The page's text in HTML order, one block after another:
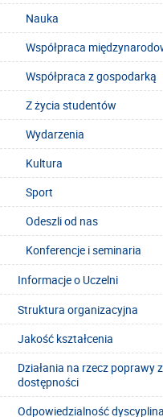
Nauka
Współpraca
Współpraca z gospodarką
Z życia studentów
Wydarzenia
Kultura
Sport
Odeszli od nas
Konferencje i seminaria
Informacje o Uczelni
Struktura organizacyjna
Jakość kształcenia
Działania na rzecz poprawy
dostępności
Odpowiedzialność